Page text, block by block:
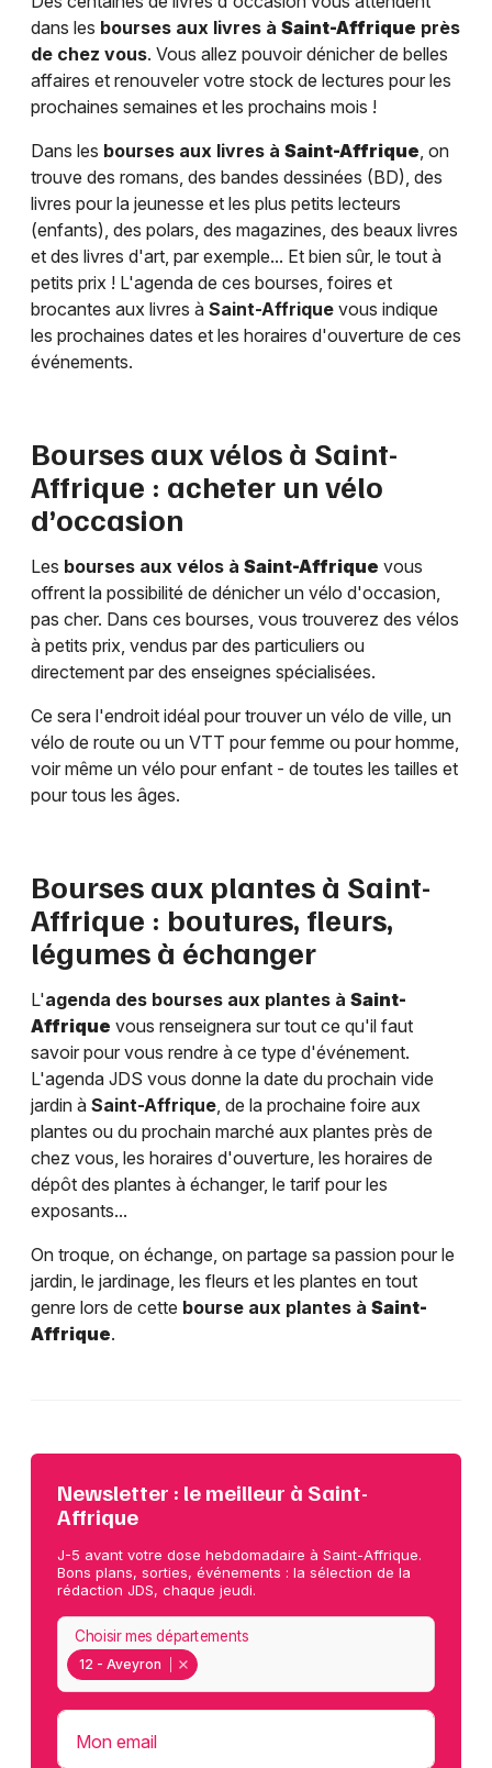
dans les bourses aux livres à Saint-Affrique près
de chez vous. Vous allez pouvoir dénicher de belles
affaires et renouveler votre stock de lectures pour les
prochaines semaines et les prochains mois !
Dans les bourses aux livres à Saint-Affrique, on
trouve des romans, des bandes dessinées (BD), des
livres pour la jeunesse et les plus petits lecteurs
(enfants), des polars, des magazines, des beaux livres
et des livres d'art, par exemple... Et bien sûr, le tout à
petits prix ! L'agenda de ces bourses, foires et
brocantes aux livres à Saint-Affrique vous indique
les prochaines dates et les horaires d'ouverture de ces
événements.
Bourses aux vélos à Saint-
Affrique : acheter un vélo
d’occasion
Les bourses aux vélos à Saint-Affrique vous
offrent la possibilité de dénicher un vélo d'occasion,
pas cher. Dans ces bourses, vous trouverez des vélos
à petits prix, vendus par des particuliers ou
directement par des enseignes spécialisées.
Ce sera l'endroit idéal pour trouver un vélo de ville, un
vélo de route ou un VTT pour femme ou pour homme,
voir même un vélo pour enfant - de toutes les tailles et
pour tous les âges.
Bourses aux plantes à Saint-
Affrique : boutures, fleurs,
légumes à échanger
L'agenda des bourses aux plantes à Saint-
Affrique vous renseignera sur tout ce qu'il faut
savoir pour vous rendre à ce type d'événement.
L'agenda JDS vous donne la date du prochain vide
jardin à Saint-Affrique, de la prochaine foire aux
plantes ou du prochain marché aux plantes près de
chez vous, les horaires d'ouverture, les horaires de
dépôt des plantes à échanger, le tarif pour les
exposants...
On troque, on échange, on partage sa passion pour le
jardin, le jardinage, les fleurs et les plantes en tout
genre lors de cette bourse aux plantes à Saint-
Affrique.
Newsletter : le meilleur à Saint-
Affrique
J-5 avant votre dose hebdomadaire à Saint-Affrique.
Bons plans, sorties, événements : la sélection de la
rédaction JDS, chaque jeudi.
12 - Aveyron
Choisir mes départements
Mon email